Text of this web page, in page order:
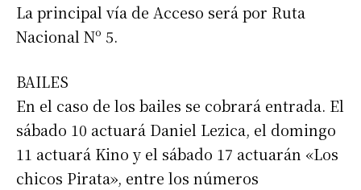
La principal vía de Acceso será por Ruta
Nacional Nº 5.
BAILES
En el caso de los bailes se cobrará entrada. El
sábado 10 actuará Daniel Lezica, el domingo
11 actuará Kino y el sábado 17 actuarán «Los
chicos Pirata», entre los números